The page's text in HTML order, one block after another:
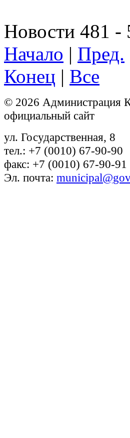
Новости 481 -
Начало | Пред.
Конец | Все
© 2026 Администрация
официальный сайт
ул. Государственная, 8
тел.: +7 (0010) 67-90-90
факс: +7 (0010) 67-90-91
Эл. почта: